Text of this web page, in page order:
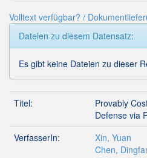
Volltext verfügbar? /
Dateien zu diesem Datensatz:
Es gibt keine Dateien zu dieser
Titel:
Provably
Defense via
VerfasserIn:
Xin, Yuan
Chen,